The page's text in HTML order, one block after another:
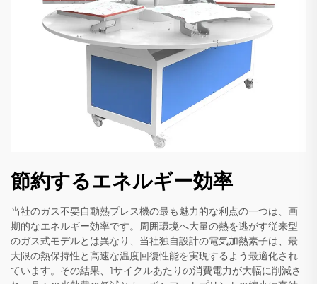
節約するエネルギー効率
当社のガス不要自動熱プレス機の最も魅力的な利点の一つは、画
期的なエネルギー効率です。周囲環境へ大量の熱を逃がす従来型
のガス式モデルとは異なり、当社独自設計の電気加熱素子は、最
大限の熱保持性と高速な温度回復性能を実現するよう最適化され
ています。その結果、1サイクルあたりの消費電力が大幅に削減さ